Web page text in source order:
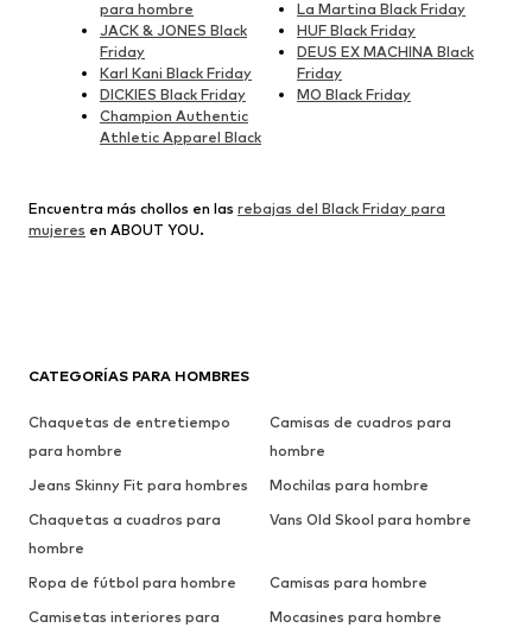
CATEGORÍAS PARA HOMBRES
Chaquetas de entretiempo
para hombre
Camisas de cuadros para
hombre
Jeans Skinny Fit para hombres
Mochilas para hombre
Chaquetas a cuadros para
hombre
Vans Old Skool para hombre
Ropa de fútbol para hombre
Camisas para hombre
Camisetas interiores para
Mocasines para hombre
para hombre
JACK & JONES Black
Friday
Karl Kani Black Friday
DICKIES Black Friday
Champion Authentic
Athletic Apparel Black
La Martina Black Friday
HUF Black Friday
DEUS EX MACHINA Black
Friday
MO Black Friday
Encuentra más chollos en las rebajas del Black Friday para
mujeres en ABOUT YOU.